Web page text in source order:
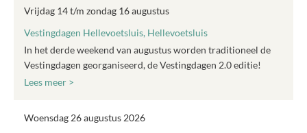
Vrijdag 14 t/m zondag 16 augustus
Vestingdagen Hellevoetsluis, Hellevoetsluis
In het derde weekend van augustus worden traditioneel de
Vestingdagen georganiseerd, de Vestingdagen 2.0 editie!
Lees meer >
Woensdag 26 augustus 2026